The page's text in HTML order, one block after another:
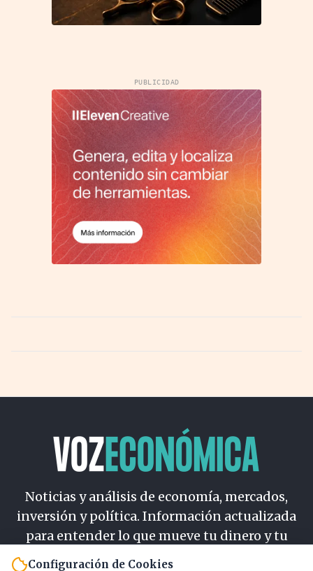
PUBLICIDAD
Noticias y análisis de economía, mercados,
inversión y política. Información actualizada
para entender lo que mueve tu dinero y tu
país.
Configuración de Cookies